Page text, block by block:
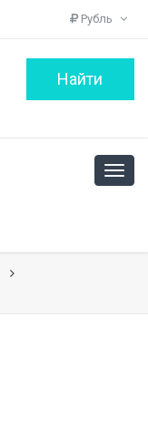
Рубль